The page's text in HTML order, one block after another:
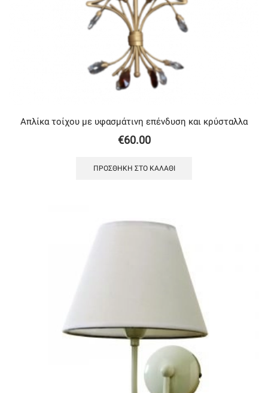
Απλίκα τοίχου με υφασμάτινη επένδυση και κρύσταλλα
€60.00
ΠΡΟΣΘΉΚΗ ΣΤΟ ΚΑΛΆΘΙ